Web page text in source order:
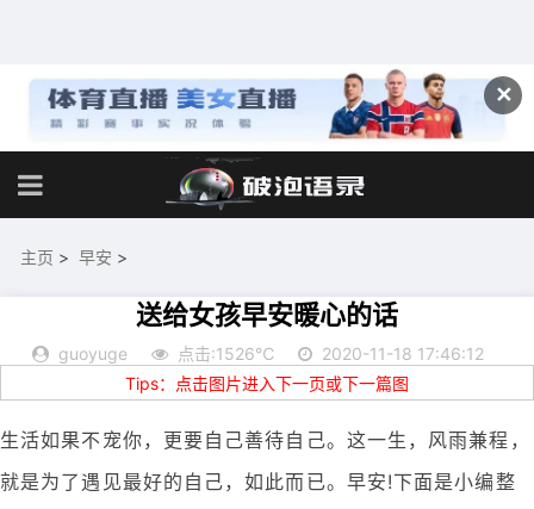
✕
主页 > 早安 >
送给女孩早安暖心的话
guoyuge 点击:1526℃
2020-11-18 17:46:12
Tips：点击图片进入下一页或下一篇图
生活如果不宠你，更要自己善待自己。这一生，风雨兼程，
就是为了遇见最好的自己，如此而已。早安!下面是小编整